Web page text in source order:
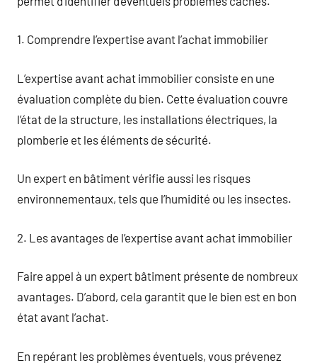
1. Comprendre l’expertise avant l’achat immobilier
L’expertise avant achat immobilier consiste en une
évaluation complète du bien. Cette évaluation couvre
l’état de la structure, les installations électriques, la
plomberie et les éléments de sécurité.
Un expert en bâtiment vérifie aussi les risques
environnementaux, tels que l’humidité ou les insectes.
2. Les avantages de l’expertise avant achat immobilier
Faire appel à un expert bâtiment présente de nombreux
avantages. D’abord, cela garantit que le bien est en bon
état avant l’achat.
En repérant les problèmes éventuels, vous prévenez